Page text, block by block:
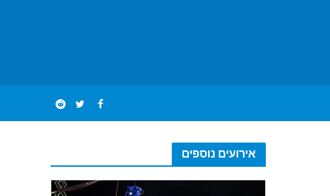
אירועים נוספים